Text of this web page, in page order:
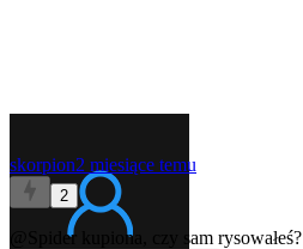
skorpion2 miesiące temu
2
@Spider kupiona, czy sam rysowałeś?